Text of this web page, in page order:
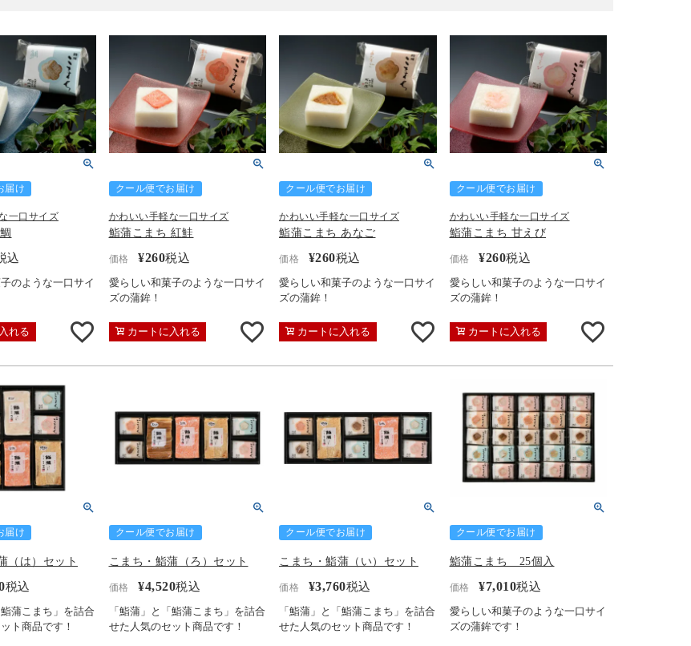
届け
一口サイズ
込
のような一口サイ
れる
クール便でお届け
かわいい手軽な一口サイズ
鮨蒲こまち 紅鮭
価格 ¥260税込
愛らしい和菓子のような一口サイ
ズの蒲鉾！
カートに入れる
クール便でお届け
かわいい手軽な一口サイズ
鮨蒲こまち あなご
価格 ¥260税込
愛らしい和菓子のような一口サイ
ズの蒲鉾！
カートに入れる
クール便でお届け
かわいい手軽な一口サイズ
鮨蒲こまち 甘えび
価格 ¥260税込
愛らしい和菓子のような一口サイ
ズの蒲鉾！
カートに入れる
届け
（は）セット
税込
鮨蒲こまち」を詰合
ト商品です！
クール便でお届け
こまち・鮨蒲（ろ）セット
価格 ¥4,520税込
「鮨蒲」と「鮨蒲こまち」を詰合
せた人気のセット商品です！
クール便でお届け
こまち・鮨蒲（い）セット
価格 ¥3,760税込
「鮨蒲」と「鮨蒲こまち」を詰合
せた人気のセット商品です！
クール便でお届け
鮨蒲こまち 25個入
価格 ¥7,010税込
愛らしい和菓子のような一口サイ
ズの蒲鉾です！